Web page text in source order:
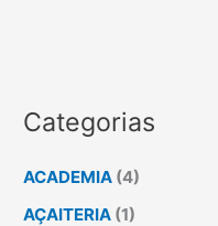
Categorias
ACADEMIA (4)
AÇAITERIA (1)